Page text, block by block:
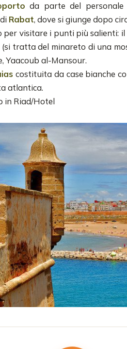
da parte del personale
Rabat, dove si giunge dopo
per visitare i punti più salienti: il
(si tratta del minareto di una
Yaacoub al-Mansour.
costituita da case bianche
atlantica.
in Riad/Hotel